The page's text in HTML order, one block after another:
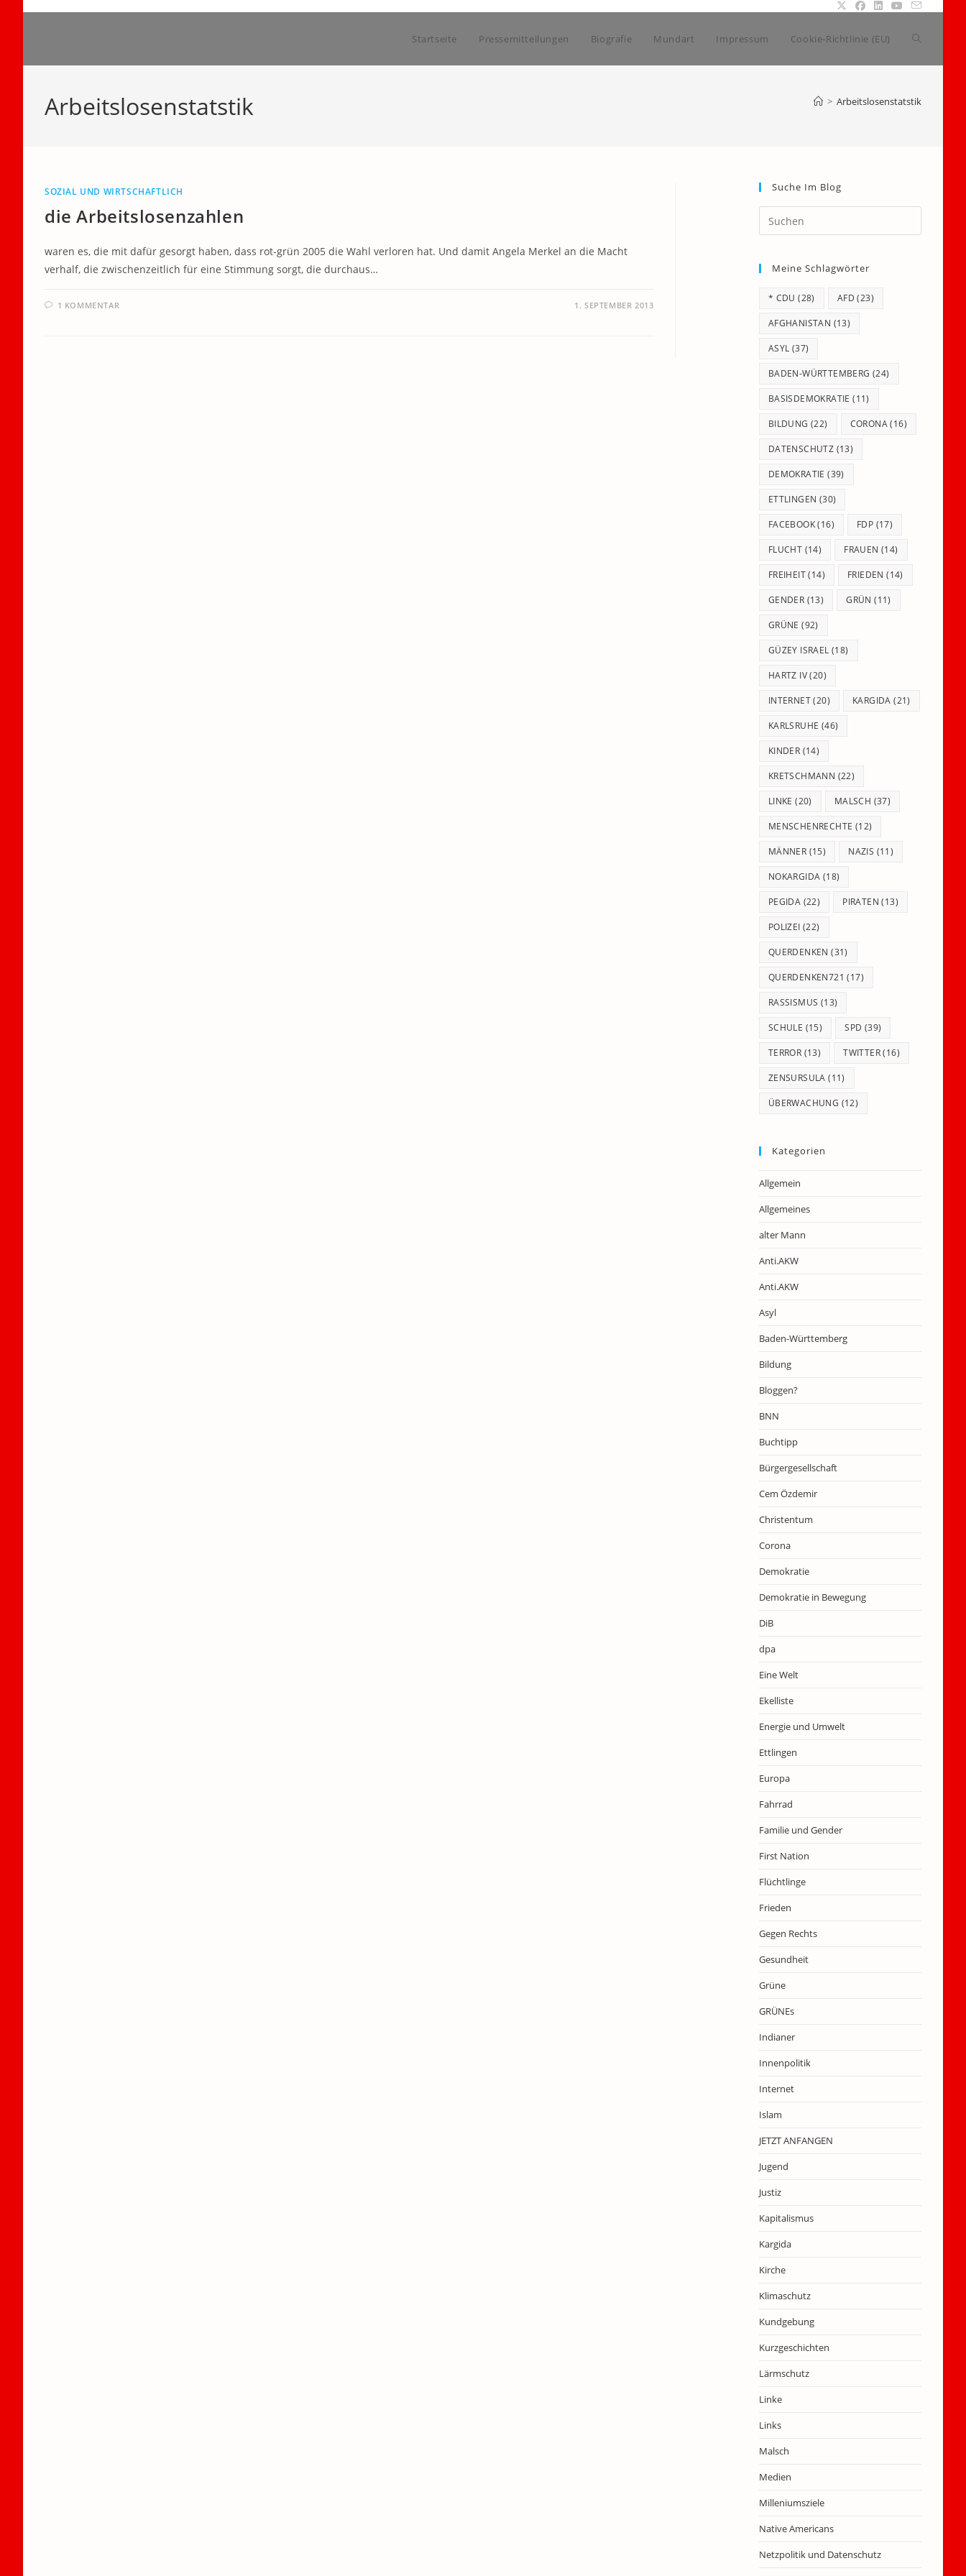
Startseite Pressemitteilungen Biografie Mundart Impressum Cookie-Richtlinie (EU) Website-
Arbeitslosenstatstik > Arbeitslosenstatstik
SOZIAL UND WIRTSCHAFTLICH
die Arbeitslosenzahlen
waren es, die mit dafür gesorgt haben, dass rot-grün 2005 die Wahl verloren hat. Und damit Angela Merkel an die Macht
verhalf, die zwischenzeitlich für eine Stimmung sorgt, die durchaus…
1 KOMMENTAR 1. SEPTEMBER 2013
Suche Im Blog
Escape
Meine Schlagwörter
* CDU (28) AFD (23)
AFGHANISTAN (13)
ASYL (37)
BADEN-WÜRTTEMBERG (24)
BASISDEMOKRATIE (11)
BILDUNG (22) CORONA(16)
DATENSCHUTZ (13)
DEMOKRATIE (39)
ETTLINGEN (30)
FACEBOOK(16) FDP (17)
FLUCHT (14) FRAUEN (14)
FREIHEIT(14) FRIEDEN (14)
GENDER (13) GRÜN (11)
GRÜNE (92)
GÜZEY ISRAEL (18)
HARTZ IV(20)
INTERNET(20) KARGIDA (21)
KARLSRUHE (46)
KINDER (14)
KRETSCHMANN (22)
LINKE (20) MALSCH (37)
MENSCHENRECHTE (12)
MÄNNER (15) NAZIS (11)
NOKARGIDA (18)
PEGIDA (22) PIRATEN (13)
POLIZEI (22)
QUERDENKEN (31)
QUERDENKEN721 (17)
RASSISMUS (13)
SCHULE (15) SPD (39)
TERROR (13) TWITTER(16)
ZENSURSULA (11)
ÜBERWACHUNG (12)
Kategorien
Allgemein
Allgemeines
alter Mann
Anti.AKW
Anti.AKW
Asyl
Baden-Württemberg
Bildung
Bloggen?
BNN
Buchtipp
Bürgergesellschaft
Cem Özdemir
Christentum
Corona
Demokratie
Demokratie in Bewegung
DiB
dpa
Eine Welt
Ekelliste
Energie und Umwelt
Ettlingen
Europa
Fahrrad
Familie und Gender
First Nation
Flüchtlinge
Frieden
Gegen Rechts
Gesundheit
Grüne
GRÜNEs
Indianer
Innenpolitik
Internet
Islam
JETZT ANFANGEN
Jugend
Justiz
Kapitalismus
Kargida
Kirche
Klimaschutz
Kundgebung
Kurzgeschichten
Lärmschutz
Linke
Links
Malsch
Medien
Milleniumsziele
Native Americans
Netzpolitik und Datenschutz